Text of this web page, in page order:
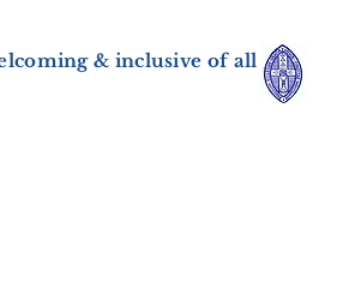
& inclusive of all